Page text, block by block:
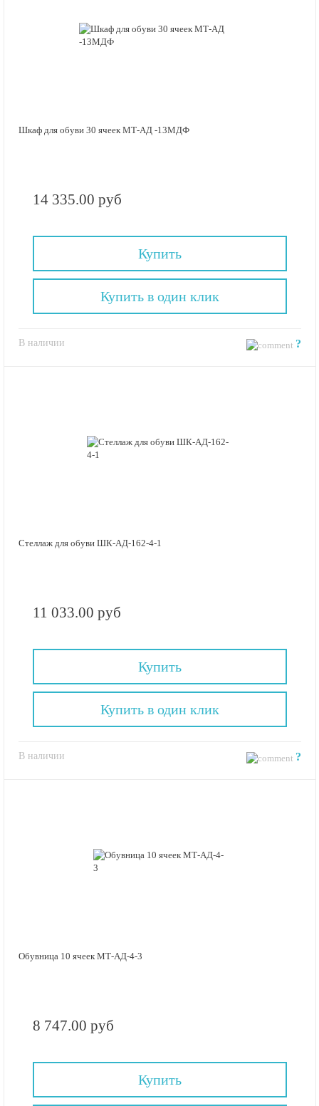
Шкаф для обуви 30 ячеек МТ-АД -13МДФ
14 335.00 руб
Купить
В наличии ?
Купить в один клик
Стеллаж для обуви ШК-АД-162-4-1
11 033.00 руб
Купить
В наличии ?
Купить в один клик
Обувница 10 ячеек МТ-АД-4-3
8 747.00 руб
Купить